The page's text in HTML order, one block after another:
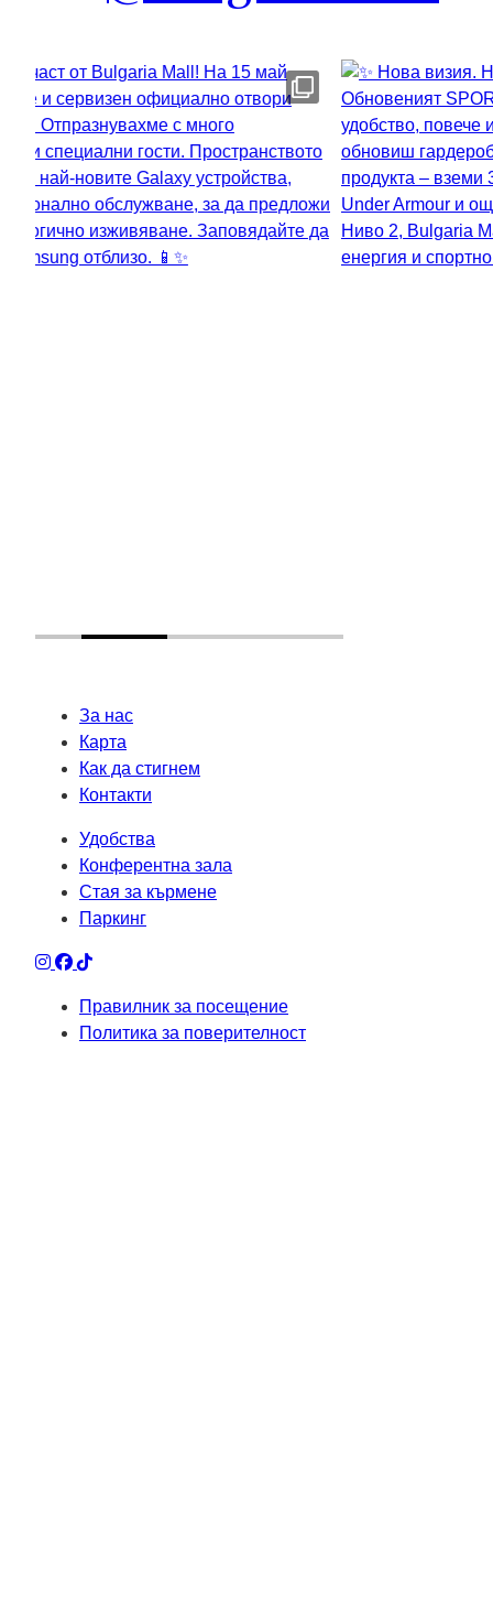
За нас
Карта
Как да стигнем
Контакти
Удобства
Конферентна зала
Стая за кърмене
Паркинг
Правилник за посещение
Политика за поверителност